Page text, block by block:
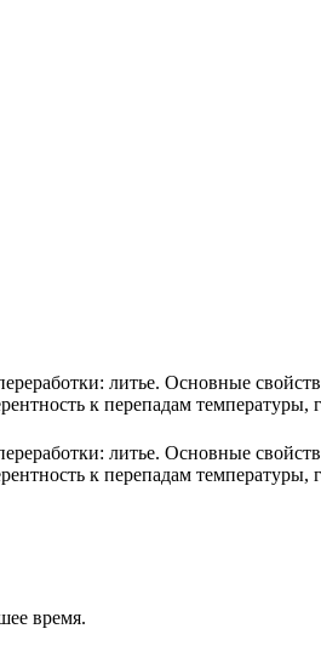
литье. Основные
к перепадам температуры,
литье. Основные
к перепадам температуры,
время.